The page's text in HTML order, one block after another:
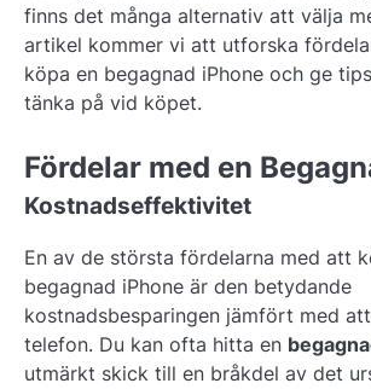
finns det många alternativ att välja
artikel kommer vi att utforska
köpa en begagnad iPhone och ge
tänka på vid köpet.
Fördelar med en
Kostnadseffektivitet
En av de största fördelarna med att
begagnad iPhone är den betydande
kostnadsbesparingen jämfört med
telefon. Du kan ofta hitta en
utmärkt skick till en bråkdel av det